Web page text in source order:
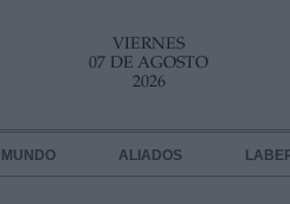
VIERNES
07 DE AGOSTO
2026
MUNDO ALIADOS
DE TUS DATOS